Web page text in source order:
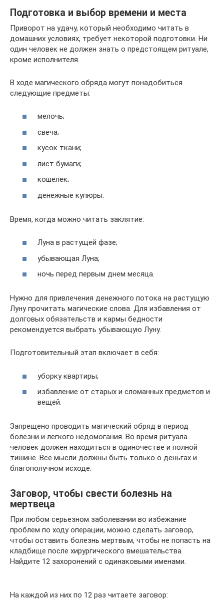
Подготовка и выбор времени и места
Приворот на удачу, который необходимо читать в
домашних условиях, требует некоторой подготовки. Ни
один человек не должен знать о предстоящем ритуале,
кроме исполнителя.
В ходе магического обряда могут понадобиться
следующие предметы:
мелочь;
свеча;
кусок ткани;
лист бумаги;
кошелек;
денежные купюры.
Время, когда можно читать заклятие:
Луна в растущей фазе;
убывающая Луна;
ночь перед первым днем месяца.
Нужно для привлечения денежного потока на растущую
Луну прочитать магические слова. Для избавления от
долговых обязательств и кармы бедности
рекомендуется выбрать убывающую Луну.
Подготовительный этап включает в себя:
уборку квартиры;
избавление от старых и сломанных предметов и
вещей.
Запрещено проводить магический обряд в период
болезни и легкого недомогания. Во время ритуала
человек должен находиться в одиночестве и полной
тишине. Все мысли должны быть только о деньгах и
благополучном исходе.
Заговор, чтобы свести болезнь на
мертвеца
При любом серьезном заболевании во избежание
проблем по ходу операции, можно сделать заговор,
чтобы оставить болезнь мертвым, чтобы не попасть на
кладбище после хирургического вмешательства.
Найдите 12 захоронений с одинаковыми именами.
На каждой из них по 12 раз читаете заговор: